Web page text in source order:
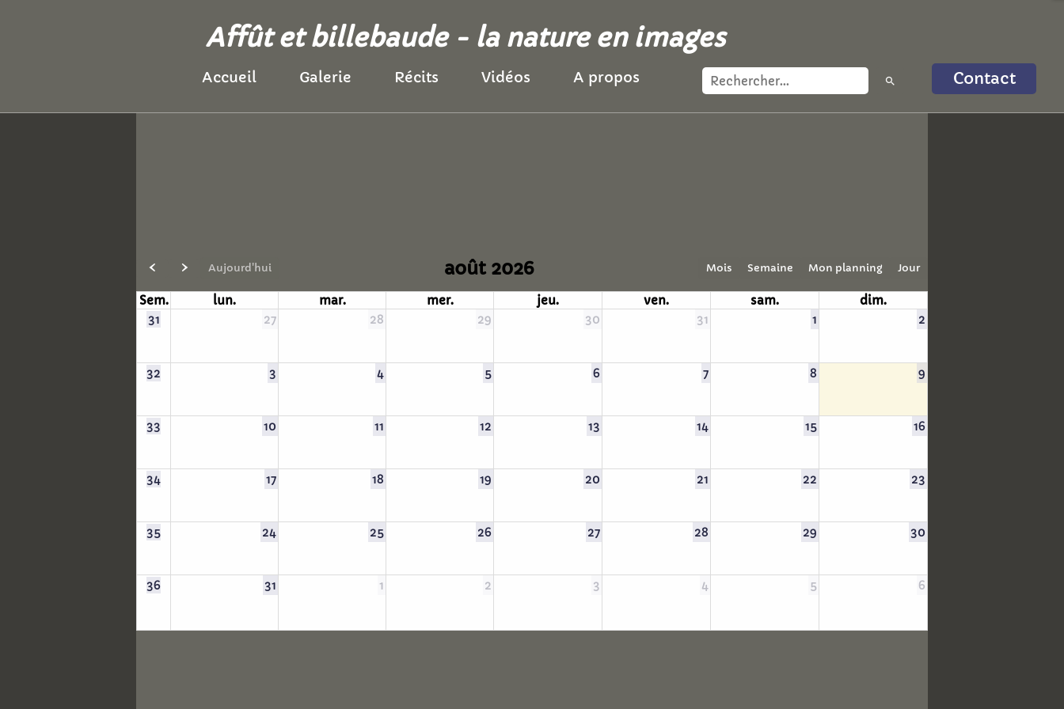
Accueil Galerie Récits Vidéos A propos
Affût et billebaude - la nature en images
Contact
search
Aujourd'hui Mois Semaine Mon planning Jour
août 2026
Sem. lun. mar. mer. jeu. ven. sam.
dim.
31
27 28 29 30 31 1 2
32 3 4 5 6 7 8 9
33 10 11 12 13 14 15 16
34 17 18 19 20 21 22 23
35 24 25 26 27 28 29 30
36 31 1 2 3 4 5 6